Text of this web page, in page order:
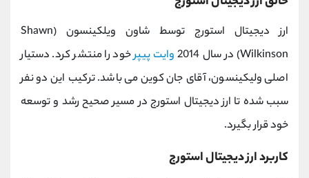
ارز دیجیتال استورج توسط شاون ویلکینسون (Shawn
Wilkinson) در سال 2014
وایت پیپرخود را منتشر کرد. دستیار
اصلی ولیکینسون، آقای جان کوین می باشد. ترکیب این دو نفر
سبب شده تا ارز دیجیتال استورج در مسیر صحیح رشد و توسعه
خود قرار بگیرد.
کاربرد ارز دیجیتال استورج